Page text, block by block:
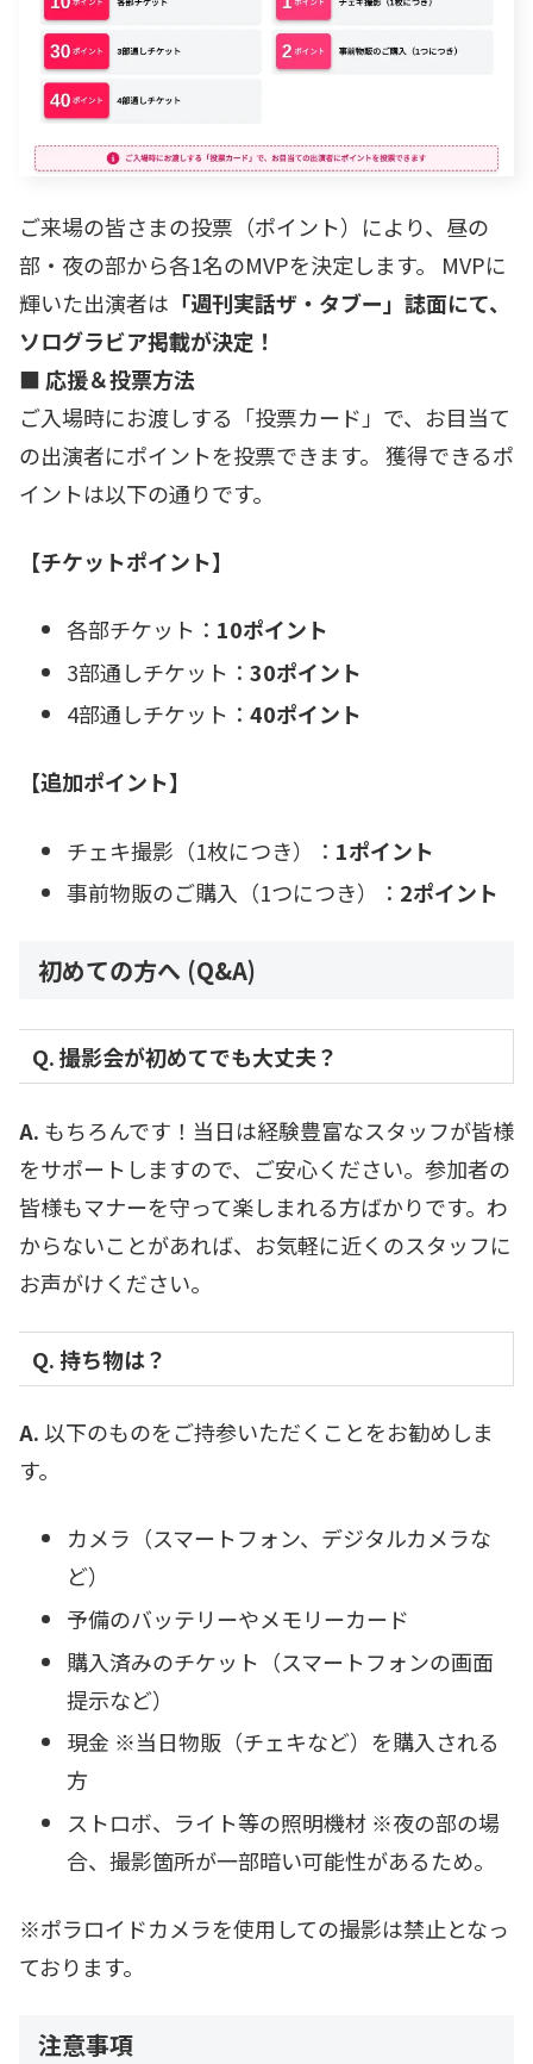
ご来場の皆さまの投票（ポイント）により、昼の
部・夜の部から各1名のMVPを決定します。 MVPに
輝いた出演者は 「週刊実話ザ・タブー」誌面にて、
ソログラビア掲載が決定！
■ 応援＆投票方法
ご入場時にお渡しする「投票カード」で、お目当て
の出演者にポイントを投票できます。 獲得できるポ
イントは以下の通りです。
【チケットポイント】
各部チケット： 10ポイント
3部通しチケット： 30ポイント
4部通しチケット： 40ポイント
【追加ポイント】
チェキ撮影（1枚につき）： 1ポイント
事前物販のご購入（1つにつき）： 2ポイント
初めての方へ (Q&A)
Q. 撮影会が初めてでも大丈夫？
A. もちろんです！当日は経験豊富なスタッフが皆様
をサポートしますので、ご安心ください。参加者の
皆様もマナーを守って楽しまれる方ばかりです。わ
からないことがあれば、お気軽に近くのスタッフに
お声がけください。
Q. 持ち物は？
A.以下のものをご持参いただくことをお勧めしま
す。
カメラ（スマートフォン、デジタルカメラな
ど）
予備のバッテリーやメモリーカード
購入済みのチケット（スマートフォンの画面
提示など）
現金 ※当日物販（チェキなど）を購入される
方
ストロボ、ライト等の照明機材 ※夜の部の場
合、撮影箇所が一部暗い可能性があるため。
※ポラロイドカメラを使用しての撮影は禁止となっ
ております。
注意事項